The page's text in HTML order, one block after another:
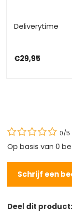
Deliverytime
€29,95
0/5
Op basis van 0
Schrijf een
Deel dit product: